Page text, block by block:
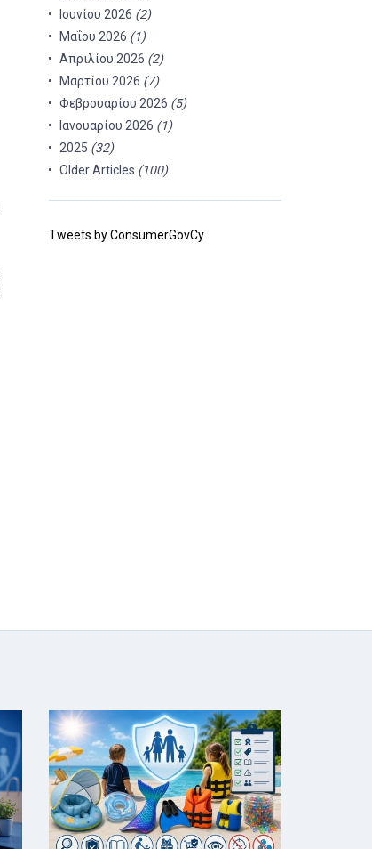
Ιουνίου 2026 (2)
Μαΐου 2026 (1)
Απριλίου 2026 (2)
Μαρτίου 2026 (7)
Φεβρουαρίου 2026 (5)
Ιανουαρίου 2026 (1)
2025 (32)
Older Articles (100)
Tweets by ConsumerGovCy